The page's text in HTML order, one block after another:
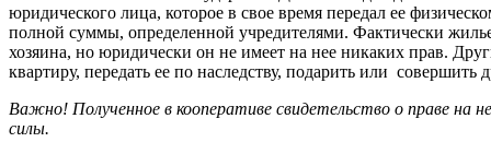
юридического лица, которое в свое время передал ее
полной суммы, определенной учредителями. Фактически
хозяина, но юридически он не имеет на нее никаких прав.
квартиру, передать ее по наследству, подарить или совершить
Важно! Полученное в кооперативе свидетельство о праве на
силы.